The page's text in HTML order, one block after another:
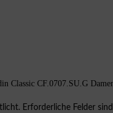
Classic CF.0707.SU.G
Erforderliche Felder